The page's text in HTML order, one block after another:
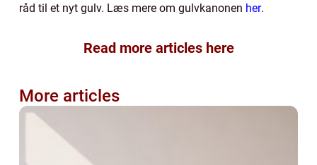
råd til et nyt gulv. Læs mere om gulvkanonen her.
Read more articles here
More articles